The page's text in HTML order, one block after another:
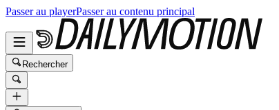
Passer au playerPasser au contenu principal
Rechercher